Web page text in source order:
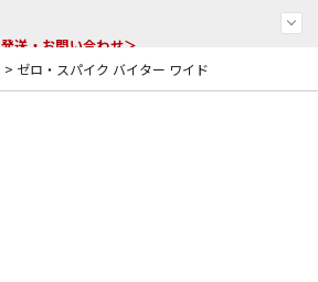
> ゼロ・スパイク バイター ワイド